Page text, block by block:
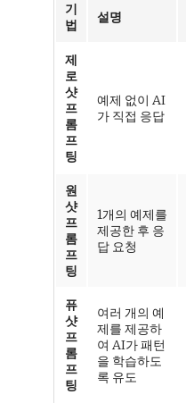
기
법
설명
제
로
샷
프
롬
프
팅
예제 없이 AI
가 직접 응답
원
샷
프
롬
프
팅
1개의 예제를
제공한 후 응
답 요청
퓨
샷
프
롬
프
팅
여러 개의 예
제를 제공하
여 AI가 패턴
을 학습하도
록 유도